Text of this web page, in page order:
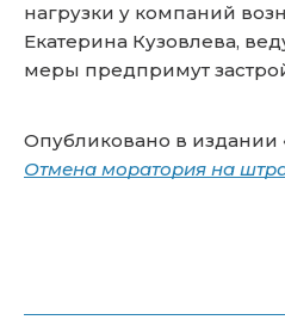
нагрузки у компаний
Екатерина Кузовлева,
меры предпримут
Опубликовано в издании
Отмена моратория на